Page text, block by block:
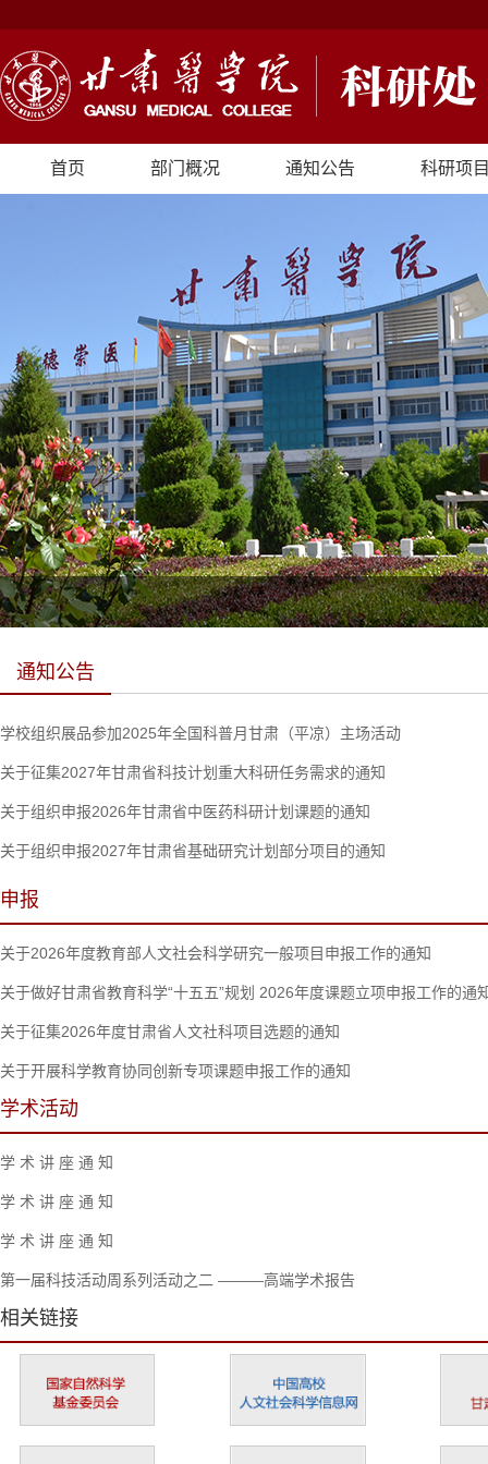
首页 部门概况 通知公告 科研项
通知公告
学校组织展品参加2025年全国科普月甘肃（平凉）主场活动
关于征集2027年甘肃省科技计划重大科研任务需求的通知
关于组织申报2026年甘肃省中医药科研计划课题的通知
关于组织申报2027年甘肃省基础研究计划部分项目的通知
申报
关于2026年度教育部人文社会科学研究一般项目申报工作的通知
关于做好甘肃省教育科学“十五五”规划 2026年度课题立项申报工作的通
关于征集2026年度甘肃省人文社科项目选题的通知
关于开展科学教育协同创新专项课题申报工作的通知
学术活动
学 术 讲 座 通 知
学 术 讲 座 通 知
学 术 讲 座 通 知
第一届科技活动周系列活动之二 ———高端学术报告
相关链接